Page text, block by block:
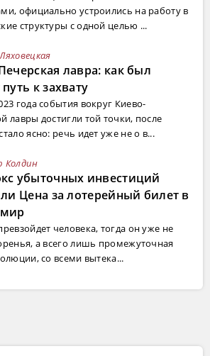
официально устроились на работу в
структуры с одной целью ...
лавра: как был
к захвату
года события вокруг Киево-
лавры достигли той точки, после
ясно: речь идет уже не о в...
Колдин
убыточных инвестиций
Цена за лотерейный билет в
человека, тогда он уже не
а всего лишь промежуточная
со всеми вытека...